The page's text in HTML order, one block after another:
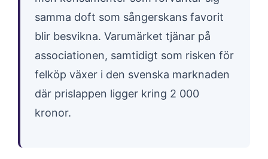
samma doft som sångerskans favorit
blir besvikna. Varumärket tjänar på
associationen, samtidigt som risken för
felköp växer i den svenska marknaden
där prislappen ligger kring 2 000
kronor.